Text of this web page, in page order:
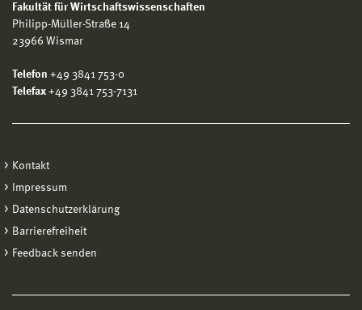
Fakultät für Wirtschaftswissenschaften
Philipp-Müller-Straße 14
23966 Wismar
Telefon +49 3841 753-0
Telefax +49 3841 753-7131
Kontakt
Impressum
Datenschutzerklärung
Barrierefreiheit
Feedback senden